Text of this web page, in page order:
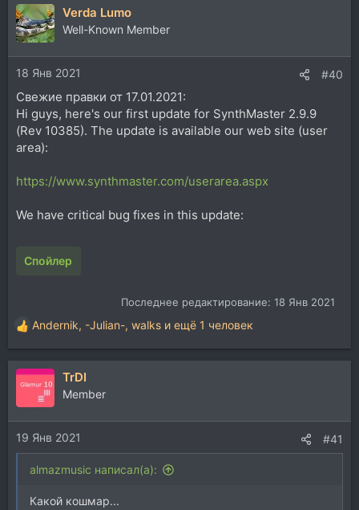
Verda Lumo
Well-Known Member
18 Янв 2021 #40
Свежие правки от 17.01.2021:
Hi guys, here's our first update for SynthMaster 2.9.9
(Rev 10385). The update is available our web site (user
area):
https://www.synthmaster.com/userarea.aspx
We have critical bug fixes in this update:
Спойлер
Последнее редактирование: 18 Янв 2021
Р
е
а
к
и
и
:
Andernik, -Julian-, walks и ещё 1 человек
TrDI
Member
19 Янв 2021 #41
almazmusic написал(а):
Какой кошмар...